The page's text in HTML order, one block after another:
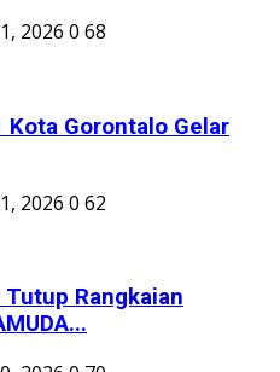
2026 0 68
Kota Gorontalo Gelar
2026 0 62
Tutup Rangkaian